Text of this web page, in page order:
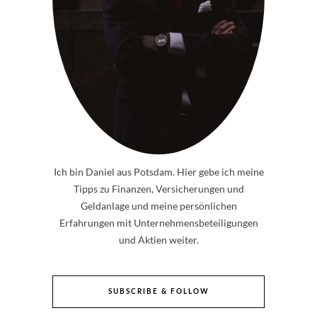
Ich bin Daniel aus Potsdam. Hier gebe ich meine
Tipps zu Finanzen, Versicherungen und
Geldanlage und meine persönlichen
Erfahrungen mit Unternehmensbeteiligungen
und Aktien weiter.
SUBSCRIBE & FOLLOW